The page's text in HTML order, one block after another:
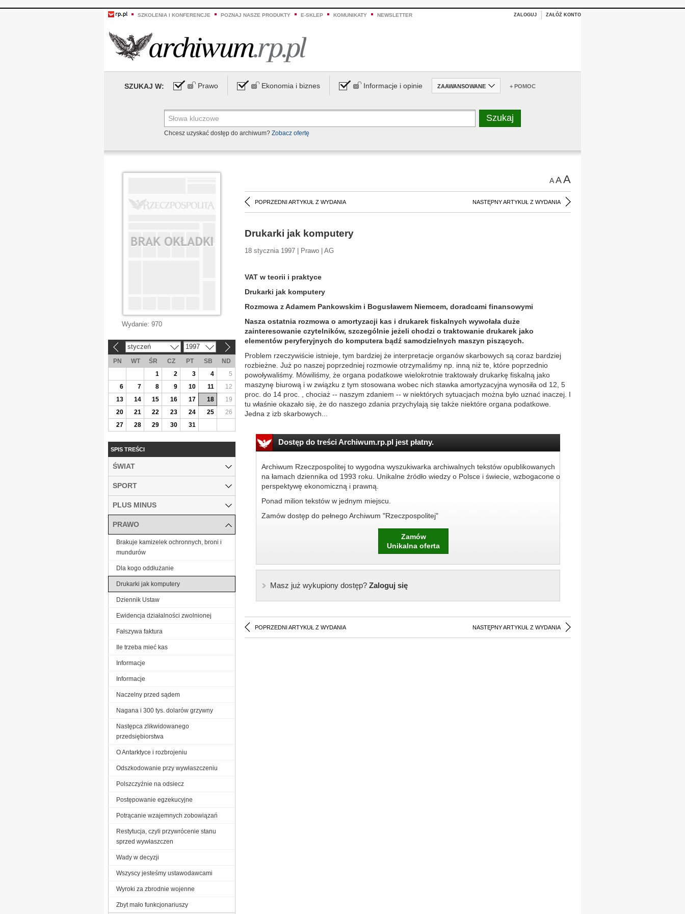
SZKOLENIA I KONFERENCJE POZNAJ NASZE PRODUKTY E-SKLEP KOMUNIKATY NEWSLETTER ZALOGUJ ZAŁÓŻ KONTO
SZUKAJ W: Prawo Ekonomia i biznes Informacje i opinie ZAAWANSOWANE + POMOC
Chcesz uzyskać dostęp do archiwum? Zobacz ofertę
AAA
POPRZEDNI ARTYKUŁ Z WYDANIA NASTĘPNY ARTYKUŁ Z WYDANIA
Drukarki jak komputery
18 stycznia 1997 | Prawo | AG
VAT w teorii i praktyce
Drukarki jak komputery
Rozmowa z Adamem Pankowskim i Bogusławem Niemcem, doradcami finansowymi
Nasza ostatnia rozmowa o amortyzacji kas i drukarek fiskalnych wywołała duże
zainteresowanie czytelników, szczególnie jeżeli chodzi o traktowanie drukarek jako
elementów peryferyjnych do komputera bądź samodzielnych maszyn piszących.
Problem rzeczywiście istnieje, tym bardziej że interpretacje organów skarbowych są coraz bardziej
rozbieżne. Już po naszej poprzedniej rozmowie otrzymaliśmy np. inną niż te, które poprzednio
powoływaliśmy. Mówiliśmy, że organa podatkowe wielokrotnie traktowały drukarkę fiskalną jako
maszynę biurową i w związku z tym stosowana wobec nich stawka amortyzacyjna wynosiła od 12, 5
proc. do 14 proc. , chociaż -- naszym zdaniem -- w niektórych sytuacjach można było uznać inaczej. I
tu właśnie okazało się, że do naszego zdania przychylają się także niektóre organa podatkowe.
Jedna z izb skarbowych...
Dostęp do treści Archiwum.rp.pl jest płatny.
Archiwum Rzeczpospolitej to wygodna wyszukiwarka archiwalnych tekstów opublikowanych
na łamach dziennika od 1993 roku. Unikalne źródło wiedzy o Polsce i świecie, wzbogacone o
perspektywę ekonomiczną i prawną.
Ponad milion tekstów w jednym miejscu.
Zamów dostęp do pełnego Archiwum "Rzeczpospolitej"
Zamów
Unikalna oferta
Masz już wykupiony dostęp?Zaloguj się
POPRZEDNI ARTYKUŁ Z WYDANIA NASTĘPNY ARTYKUŁ Z WYDANIA
Wydanie: 970
styczeń 1997
PN WT ŚR CZ PT SB
ND
1
2 3 4
5
6
7 8 9 10 11
12
13
14 15 16 17 18
19
20
21 22 23 24 25
26
27
28 29 30 31
SPIS TREŚCI
ŚWIAT
SPORT
PLUS MINUS
PRAWO
Brakuje kamizelek ochronnych, broni i
mundurów
Dla kogo oddłużanie
Drukarki jak komputery
Dziennik Ustaw
Ewidencja działalności zwolnionej
Fałszywa faktura
Ile trzeba mieć kas
Informacje
Informacje
Naczelny przed sądem
Nagana i 300 tys. dolarów grzywny
Następca zlikwidowanego
przedsiębiorstwa
O Antarktyce i rozbrojeniu
Odszkodowanie przy wywłaszczeniu
Polszczyźnie na odsiecz
Postępowanie egzekucyjne
Potrącanie wzajemnych zobowiązań
Restytucja, czyli przywrócenie stanu
sprzed wywłaszczen
Wady w decyzji
Wszyscy jesteśmy ustawodawcami
Wyroki za zbrodnie wojenne
Zbyt mało funkcjonariuszy